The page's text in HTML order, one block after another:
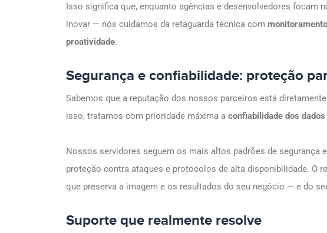
Isso significa que, enquanto agências e desenvolvedores focam
inovar — nós cuidamos da retaguarda técnica com
proatividade.
Segurança e confiabilidade: proteção
Sabemos que a reputação dos nossos parceiros está
isso, tratamos com prioridade máxima a confiabilidade dos
Nossos servidores seguem os mais altos padrões de segurança
proteção contra ataques e protocolos de alta disponibilidade. O
que preserva a imagem e os resultados do seu negócio — e do
Suporte que realmente resolve